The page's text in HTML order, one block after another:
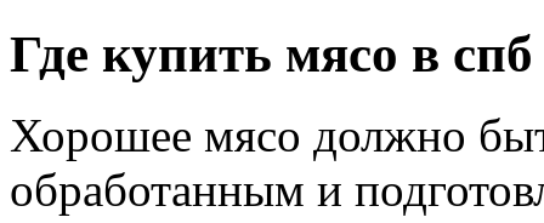
Где купить мясо в спб
Хорошее мясо должно
обработанным и